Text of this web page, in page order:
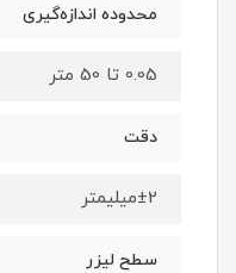
محدوده اندازه‌گیری
0.05 تا 50 متر
دقت
±2میلیمتر
سطح لیزر